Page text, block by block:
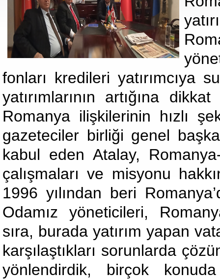
fonları kredileri yatırımcıya
yatırımlarının artığına
Romanya ilişkilerinin hızlı
gazeteciler birliği genel
kabul eden Atalay,
çalışmaları ve misyonu
1996 yılından beri
Odamız yöneticileri,
sıra, burada yatırım yapan
karşılaştıkları sorunlarda
yönlendirdik, birçok